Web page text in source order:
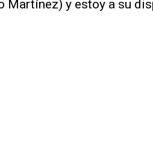
Martínez) y estoy a su